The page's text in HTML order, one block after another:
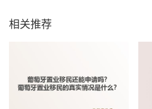
相关推荐